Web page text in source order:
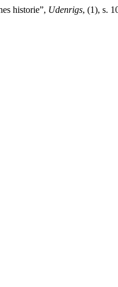
historie”, Udenrigs, (1), s.